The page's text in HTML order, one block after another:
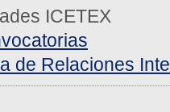
ICETEX
de Relaciones